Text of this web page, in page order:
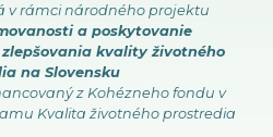
v rámci národného projektu
a poskytovanie
kvality životného
na Slovensku
z Kohézneho fondu v
Kvalita životného prostredia